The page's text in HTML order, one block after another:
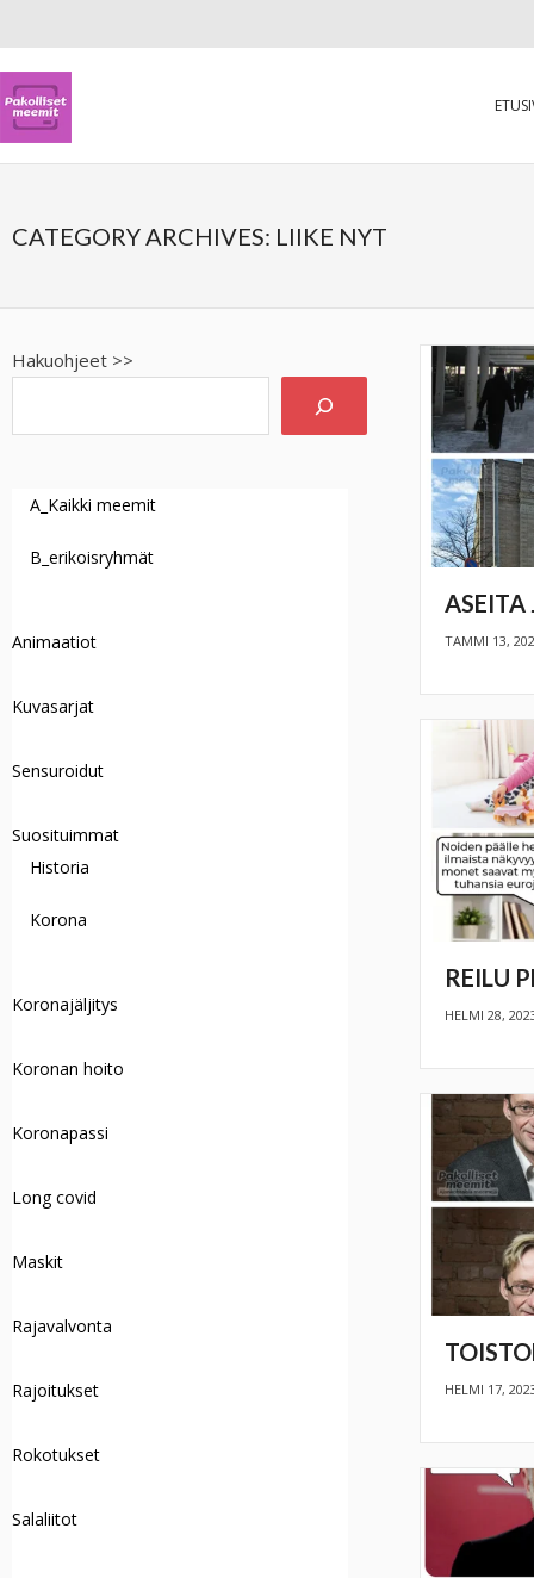
CATEGORY ARCHIVES: LIIKE NYT
ASEITA
TAMMI 13,
REILU
HELMI 28,
HELMI 17,
Hakuohjeet >>
A_Kaikki meemit
B_erikoisryhmät
Animaatiot
Kuvasarjat
Sensuroidut
Suosituimmat
Historia
Korona
Koronajäljitys
Koronan hoito
Koronapassi
Long covid
Maskit
Rajavalvonta
Rajoitukset
Rokotukset
Salaliitot